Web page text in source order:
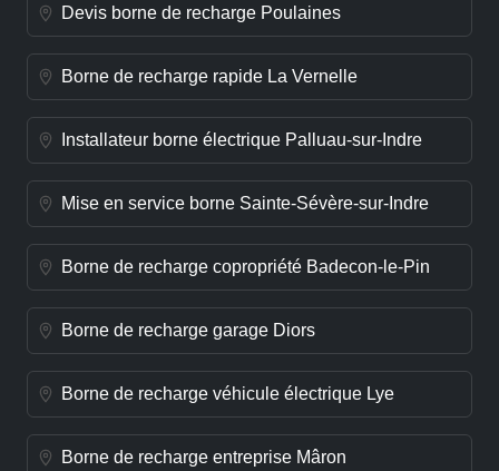
Devis borne de recharge Poulaines
Borne de recharge rapide La Vernelle
Installateur borne électrique Palluau-sur-Indre
Mise en service borne Sainte-Sévère-sur-Indre
Borne de recharge copropriété Badecon-le-Pin
Borne de recharge garage Diors
Borne de recharge véhicule électrique Lye
Borne de recharge entreprise Mâron